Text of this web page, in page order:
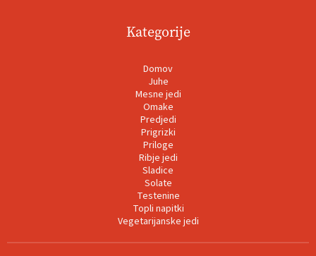
Kategorije
Domov
Juhe
Mesne jedi
Omake
Predjedi
Prigrizki
Priloge
Ribje jedi
Sladice
Solate
Testenine
Topli napitki
Vegetarijanske jedi